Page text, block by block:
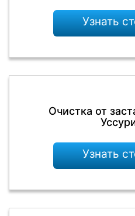
Узнать
Очистка от
Узнать